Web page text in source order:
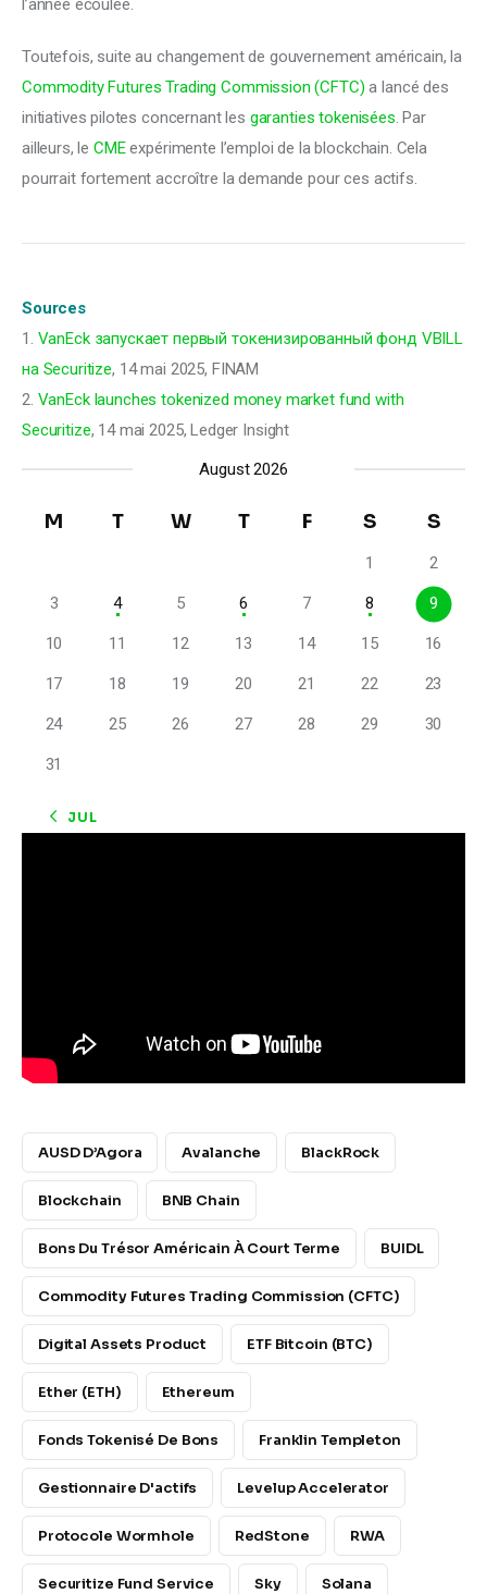
l’année écoulée.
Toutefois, suite au changement de gouvernement américain, la
Commodity Futures Trading Commission (CFTC) a lancé des
initiatives pilotes concernant les garanties tokenisées. Par
ailleurs, leCMEexpérimente l’emploi de la blockchain. Cela
pourrait fortement accroître la demande pour ces actifs.
Sources
1. VanEck запускает первый токенизированный фонд VBILL
на Securitize, 14 mai 2025, FINAM
2. VanEck launches tokenized money market fund with
Securitize, 14 mai 2025, Ledger Insight
August 2026
M T W T F S S
1 2
3 4 5 6 7 8 9
10 11 12 13 14 15 16
17 18 19 20 21 22 23
24 25 26 27 28 29 30
31
« JUL
AUSD D’Agora Avalanche BlackRock
Blockchain BNB Chain
Bons Du Trésor Américain À Court Terme BUIDL
Commodity Futures Trading Commission (CFTC)
Digital Assets Product ETF Bitcoin (BTC)
Ether (ETH) Ethereum
Fonds Tokenisé De Bons Franklin Templeton
Gestionnaire D'actifs Levelup Accelerator
Protocole Wormhole RedStone RWA
Securitize Fund Service Sky Solana